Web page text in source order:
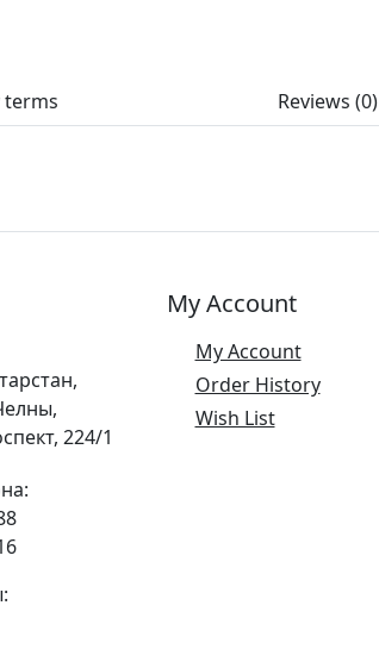
terms Reviews (0)
224/1
My Account
My Account
Order History
Wish List